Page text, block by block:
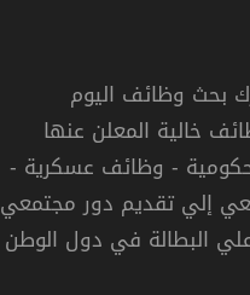
بحث وظائف اليوم
خالية المعلن عنها
- وظائف عسكرية -
إلي تقديم دور مجتمعي
البطالة في دول الوطن